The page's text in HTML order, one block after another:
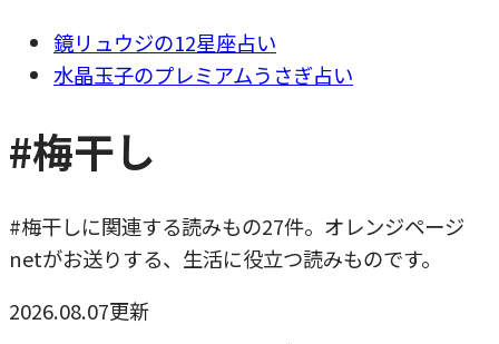
鏡リュウジの12星座占い
水晶玉子のプレミアムうさぎ占い
#梅干し
#梅干しに関連する読みもの27件。オレンジページ
netがお送りする、生活に役立つ読みものです。
2026.08.07更新